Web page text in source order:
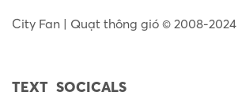
City Fan | Quạt thông gió © 2008-2024
TEXT_SOCICALS